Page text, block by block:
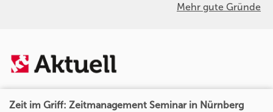
Mehr gute Gründe
Zeit im Griff: Zeitmanagement Seminar in Nürnberg